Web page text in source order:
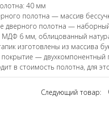
40 мм
полотна — массив
дверного полотна —
МДФ 6 мм, облицованный
изготовлены из массива
— двухкомпонентный
в стоимость полотна, для
Следующий товар: